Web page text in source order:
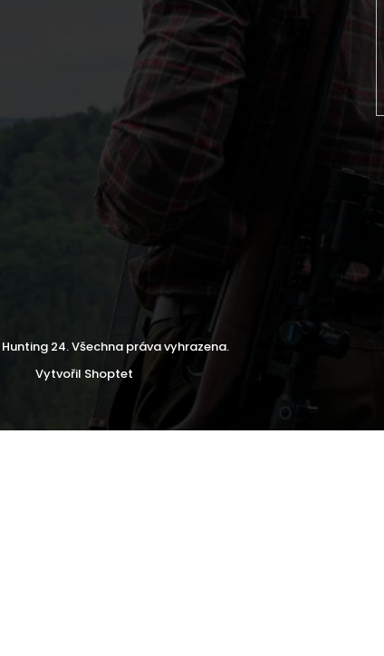
Vytvořil Shoptet
Hunting 24. Všechna práva vyhrazena.